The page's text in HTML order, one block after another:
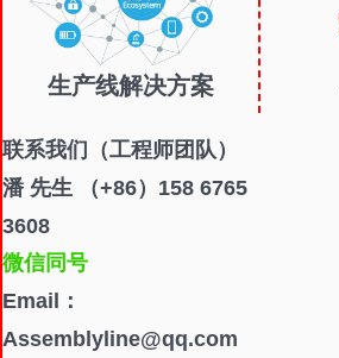
生产线解决方案
联系我们
（工程师团队）
潘 先生 （+86）158 6765
3608
微信同号
Email：
Assemblyline@qq.com